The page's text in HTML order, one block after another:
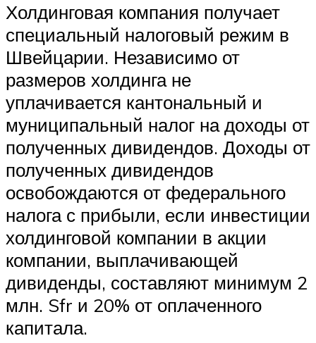
Холдинговая компания получает
специальный налоговый режим в
Швейцарии. Независимо от
размеров холдинга не
уплачивается кантональный и
муниципальный налог на доходы от
полученных дивидендов. Доходы от
полученных дивидендов
освобождаются от федерального
налога с прибыли, если инвестиции
холдинговой компании в акции
компании, выплачивающей
дивиденды, составляют минимум 2
млн. Sfr и 20% от оплаченного
капитала.